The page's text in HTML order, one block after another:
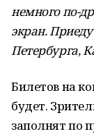
немного по-
экран.
Петербурга,
Билетов на
будет.
заполнят по